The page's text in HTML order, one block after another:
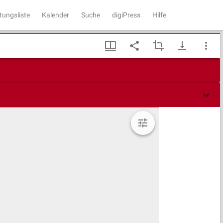
Kalender Suche digiPress Hilfe